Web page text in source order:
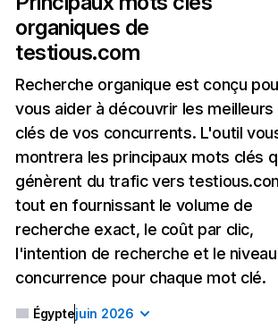
organiques de
testious.com
Recherche organique est conçu
vous aider à découvrir les
clés de vos concurrents. L'outil
montrera les principaux mots clés
génèrent du trafic vers
tout en fournissant le volume de
recherche exact, le coût par clic,
l'intention de recherche et le
concurrence pour chaque mot clé.
Égyptejuin 2026